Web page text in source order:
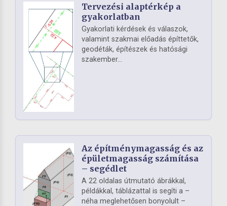
Tervezési alaptérkép a
gyakorlatban
Gyakorlati kérdések és válaszok,
valamint szakmai előadás építtetők,
geodéták, építészek és hatósági
szakember...
Az építménymagasság és az
épületmagasság számítása
– segédlet
A 22 oldalas útmutató ábrákkal,
példákkal, táblázattal is segíti a –
néha meglehetősen bonyolult –